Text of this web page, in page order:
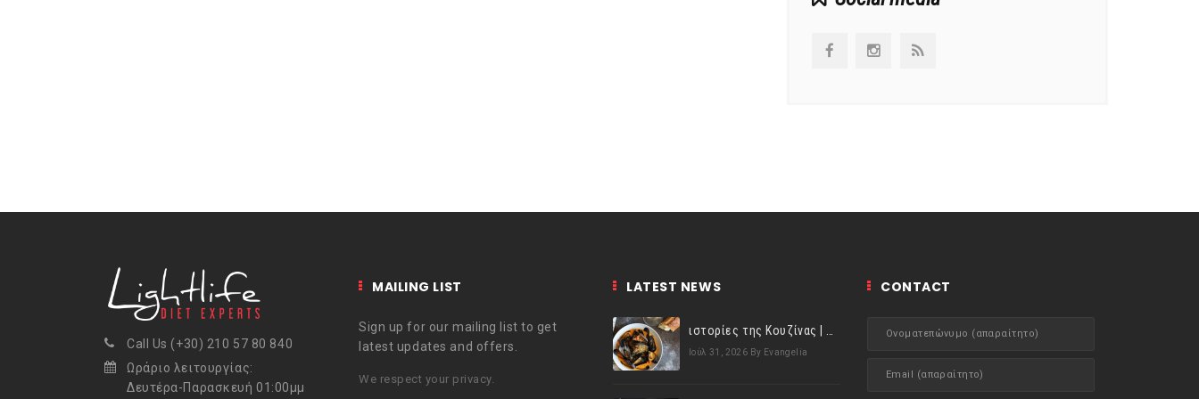
Call Us (+30) 210 57 80 840
Ωράριο λειτουργίας:
Δευτέρα-Παρασκευή 01:00μμ
MAILING LIST
Sign up for our mailing list to get
latest updates and offers.
We respect your privacy.
LATEST NEWS
Ιούλ 31, 2026 By Evangelia
CONTACT